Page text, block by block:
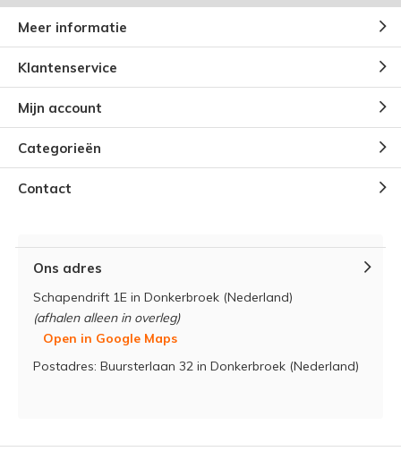
Meer informatie
Klantenservice
Mijn account
Categorieën
Contact
Ons adres
Schapendrift 1E in Donkerbroek (Nederland)
(afhalen alleen in overleg)
Open in Google Maps
Postadres: Buursterlaan 32 in Donkerbroek (Nederland)